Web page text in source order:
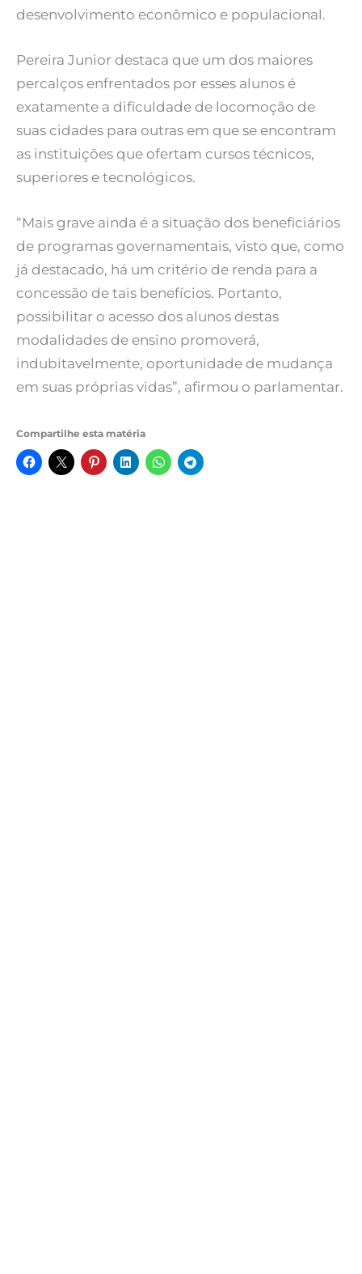
desenvolvimento econômico e populacional.
Pereira Junior destaca que um dos maiores
percalços enfrentados por esses alunos é
exatamente a dificuldade de locomoção de
suas cidades para outras em que se encontram
as instituições que ofertam cursos técnicos,
superiores e tecnológicos.
“Mais grave ainda é a situação dos beneficiários
de programas governamentais, visto que, como
já destacado, há um critério de renda para a
concessão de tais benefícios. Portanto,
possibilitar o acesso dos alunos destas
modalidades de ensino promoverá,
indubitavelmente, oportunidade de mudança
em suas próprias vidas”, afirmou o parlamentar.
Compartilhe esta matéria